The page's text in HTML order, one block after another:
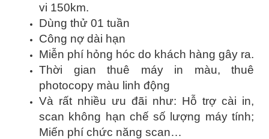
vi 150km.
Dùng thử 01 tuần
Công nợ dài hạn
Miễn phí hỏng hóc do khách hàng gây ra.
Thời gian thuê máy in màu, thuê
photocopy màu linh động
Và rất nhiều ưu đãi như: Hỗ trợ cài in,
scan không hạn chế số lượng máy tính;
Miến phí chức năng scan…